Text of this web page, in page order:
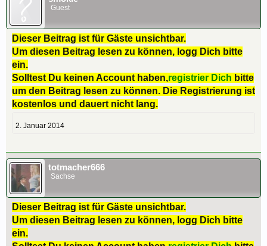
Guest
Dieser Beitrag ist für Gäste unsichtbar.
Um diesen Beitrag lesen zu können, logg Dich bitte
ein.
Solltest Du keinen Account haben,registrier Dich bitte
um den Beitrag lesen zu können. Die Registrierung ist
kostenlos und dauert nicht lang.
2. Januar 2014
totmacher666
Sachse
Dieser Beitrag ist für Gäste unsichtbar.
Um diesen Beitrag lesen zu können, logg Dich bitte
ein.